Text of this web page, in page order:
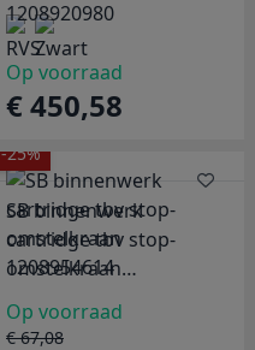
1 stopkraan chroom
1208920980
Op voorraad
€ 450,58
-25%
SB binnenwerk
cartridge tbv stop-
omstelkraan
Op voorraad
€ 67,08